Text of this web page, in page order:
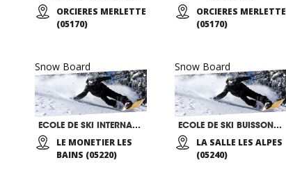
ORCIERES MERLETTE
(05170)
ORCIERES MERLETTE
(05170)
Snow Board
ECOLE DE SKI INTERNATIONALE
LE MONETIER LES
BAINS (05220)
Snow Board
ECOLE DE SKI BUISSONNIERE
LA SALLE LES ALPES
(05240)